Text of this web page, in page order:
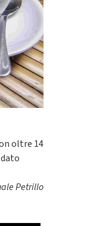
oltre 14
Petrillo